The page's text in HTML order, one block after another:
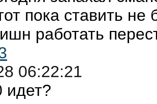
пока ставить не
работать
06:22:21
идет?